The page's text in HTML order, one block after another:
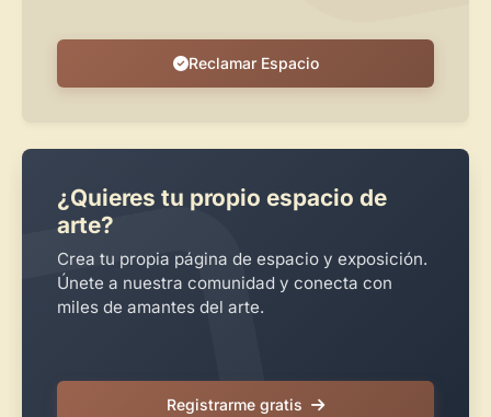
Reclamar Espacio
¿Quieres tu propio espacio de
arte?
Crea tu propia página de espacio y exposición.
Únete a nuestra comunidad y conecta con
miles de amantes del arte.
Registrarme gratis